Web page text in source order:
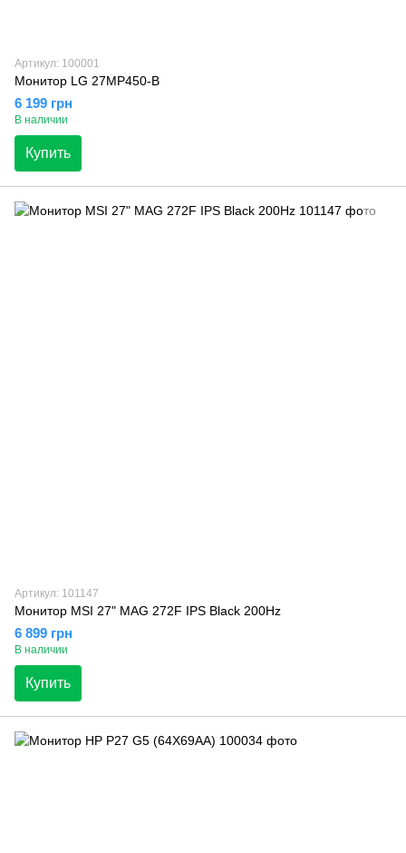
Артикул: 100001
Монитор LG 27MP450-B
6 199 грн
В наличии
Купить
Артикул: 101147
Монитор MSI 27" MAG 272F IPS Black 200Hz
6 899 грн
В наличии
Купить